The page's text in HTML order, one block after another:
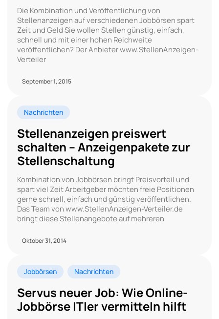
Die Kombination und Veröffentlichung von
Stellenanzeigen auf verschiedenen Jobbörsen spart
Zeit und Geld Sie wollen Stellen günstig, einfach,
schnell und mit einer hohen Reichweite
veröffentlichen? Der Anbieter www.StellenAnzeigen-
Verteiler
September 1, 2015
Nachrichten
Stellenanzeigen preiswert
schalten – Anzeigenpakete zur
Stellenschaltung
Kombination von Jobbörsen bringt Preisvorteil und
spart viel Zeit Arbeitgeber möchten freie Positionen
gerne schnell, einfach und günstig veröffentlichen.
Das Team von www.StellenAnzeigen-Verteiler.de
bringt diese Stellenangebote auf mehreren
Oktober 31, 2014
Jobbörsen Nachrichten
Servus neuer Job: Wie Online-
Jobbörse ITler vermitteln hilft